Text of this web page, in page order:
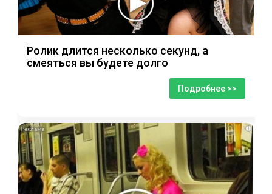
Ролик длится несколько секунд, а
смеяться вы будете долго
Подробнее >>
i